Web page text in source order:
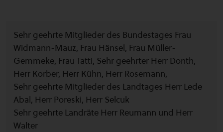
Sehr geehrte Mitglieder des Bundestages Frau
Widmann-Mauz, Frau Hänsel, Frau Müller-
Gemmeke, Frau Tatti, Sehr geehrter Herr Donth,
Herr Korber, Herr Kühn, Herr Rosemann,
Sehr geehrte Mitglieder des Landtages Herr Lede
Abal, Herr Poreski, Herr Selcuk
Sehr geehrte Landräte Herr Reumann und Herr
Walter